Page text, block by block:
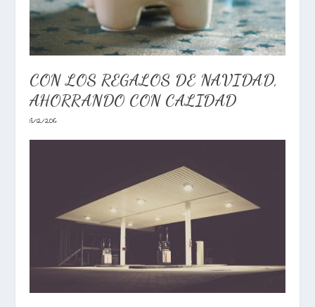
CON LOS REGALOS DE NAVIDAD,
AHORRANDO CON CALIDAD
18/12/2016